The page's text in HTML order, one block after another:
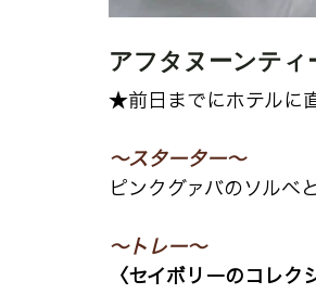
アフタヌーンテ
★前日までにホテルに
〜スターター～
ピンクグァバのソルベ
～トレー～
〈セイボリーのコレク